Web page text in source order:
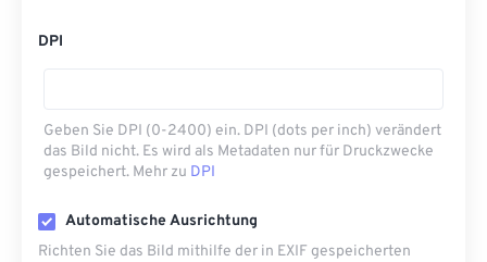
DPI
Geben Sie DPI (0-2400) ein. DPI (dots per inch) verändert
das Bild nicht. Es wird als Metadaten nur für Druckzwecke
gespeichert. Mehr zu DPI
Automatische Ausrichtung
Richten Sie das Bild mithilfe der in EXIF ​​gespeicherten